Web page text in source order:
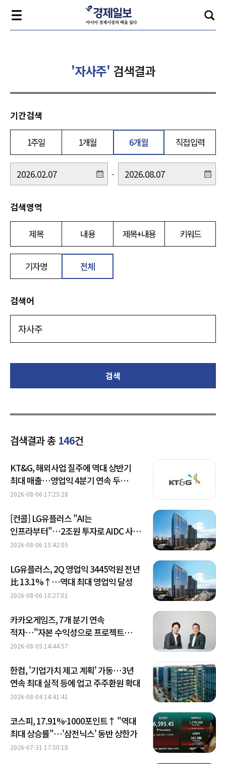
'자사주' 검색결과
기간검색
1주일 1개월 6개월 직접입력
-
검색영역
제목 내용 제목+내용 키워드
기자명 전체
검색어
검색
검색결과 총 146건
KT&G, 해외사업 질주에 역대 상반기
최대 매출…영업익 4분기 연속 두
자릿수 성장
2026-08-06 17:25:28
[컨콜] LG유플러스 "AI는
인프라부터"…2조원 투자로 AIDC 사업
속도
2026-08-06 15:42:05
LG유플러스, 2Q 영업익 3445억원 전년
比 13.1%↑…역대 최대 영업익 달성
2026-08-06 10:27:01
카카오게임즈, 7개 분기 연속
적자…"자본 수익성으로 프로젝트
골라낸다"
2026-08-05 14:44:57
한컴, '기업가치 제고 계획' 가동…3년
연속 최대 실적 등에 업고 주주환원 확대
2026-08-04 14:41:41
코스피, 17.91%·1000포인트↑ "역대
최대 상승률"…'삼전닉스' 동반 상한가
2026-07-31 17:50:18